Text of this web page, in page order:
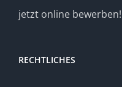
jetzt online bewerben!
RECHTLICHES